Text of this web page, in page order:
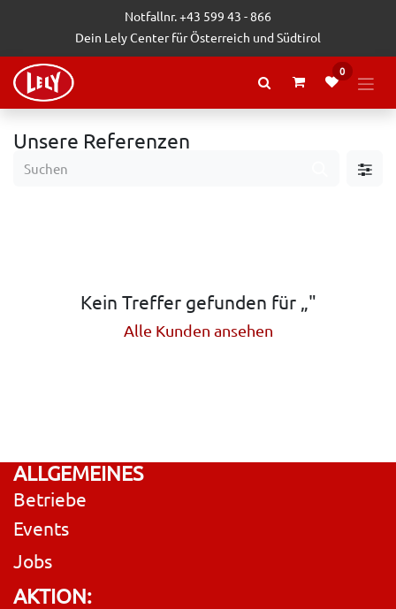
Zum Inhalt springenNotfallnr. +43 599 43 - 866
Dein Lely Center für Österreich und Südtirol
0
Unsere Referenzen
Kein Treffer gefunden für „ "
Alle Kunden ansehen
ALLGEMEINES
Betriebe
Events
Jobs
AKTION: